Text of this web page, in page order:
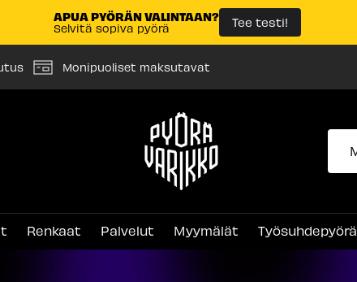
APUA PYÖRÄN VALINTAAN?
Selvitä sopiva pyörä Tee testi!
Monipuoliset maksutavat
Pyörävarikko
Renkaat Palvelut Myymälät Työsuhdepyörä